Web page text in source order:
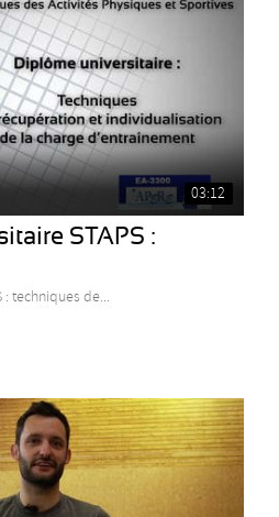
03:12
STAPS :
: techniques de...